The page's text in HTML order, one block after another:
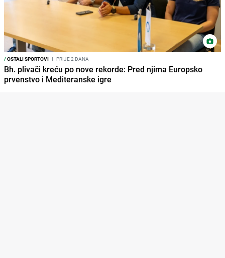
/OSTALI SPORTOVI I PRIJE 2 DANA
Bh. plivači kreću po nove rekorde: Pred njima Europsko
prvenstvo i Mediteranske igre